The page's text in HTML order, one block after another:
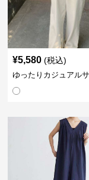
¥5,580 (税込)
ゆったりカジュアル